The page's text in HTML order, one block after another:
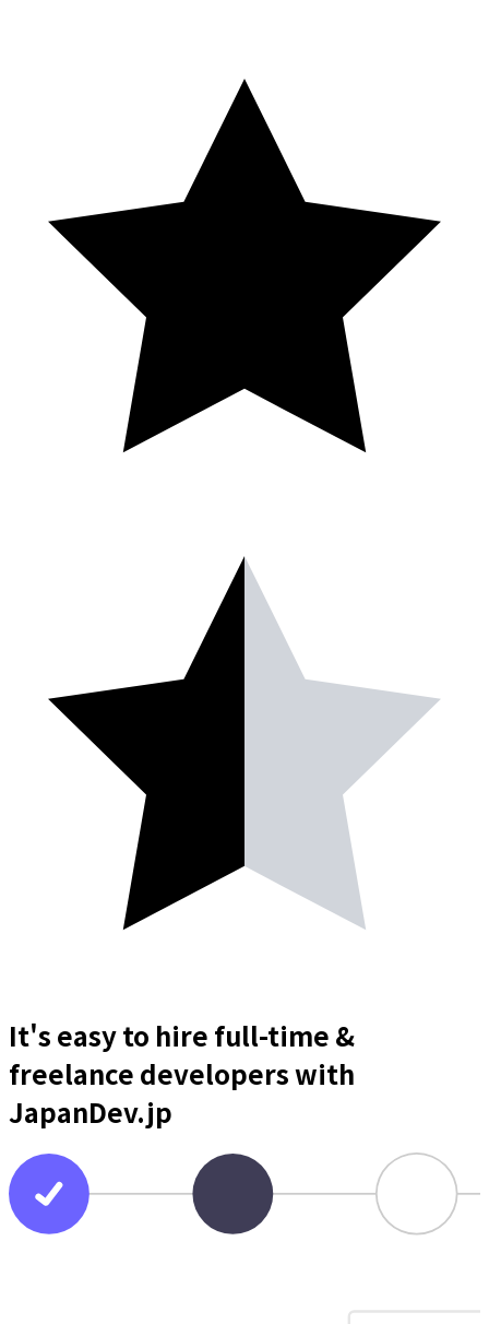
It's easy to hire full-time &
freelance developerswith
JapanDev.jp